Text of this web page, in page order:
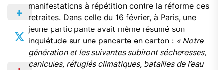
manifestations à répétition contre la réforme des
retraites. Dans celle du 16 février, à Paris, une
jeune participante avait même résumé son
inquiétude sur une pancarte en carton : « Notre
génération et les suivantes subiront sécheresses,
canicules, réfugiés climatiques, batailles de l’eau